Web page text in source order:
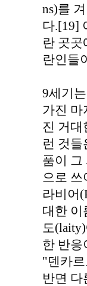
ns)를
다.[19]
란 곳
란인들
9세기
가진 마
진 거대
런 것
품이 그
으로 쓰
라비어
대한 이
도
한 반응
"덴카
반면 다